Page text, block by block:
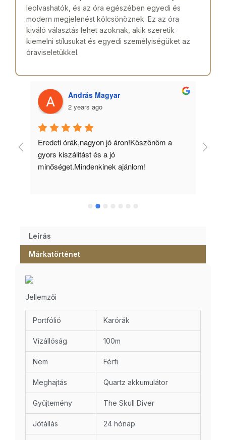
leolvashatók, és az óra egészében egyedi és
modern megjelenést kölcsönöznek. Ez az óra
kiváló választás lehet azoknak, akik szeretik
kiemelni stílusukat és egyedi személyiségüket az
óraviseletükkel.
András Magyar
2 years ago
Eredeti órák,nagyon jó áron!Köszönöm a
gyors kiszálitást és a jó
minőséget.Mindenkinek ajánlom!
Leírás
Márkatörténet
Jellemzői
Portfólió Karórák
Vízállóság 100m
Nem Férfi
Meghajtás Quartz akkumulátor
Gyűjtemény The Skull Diver
Jótállás 24 hónap